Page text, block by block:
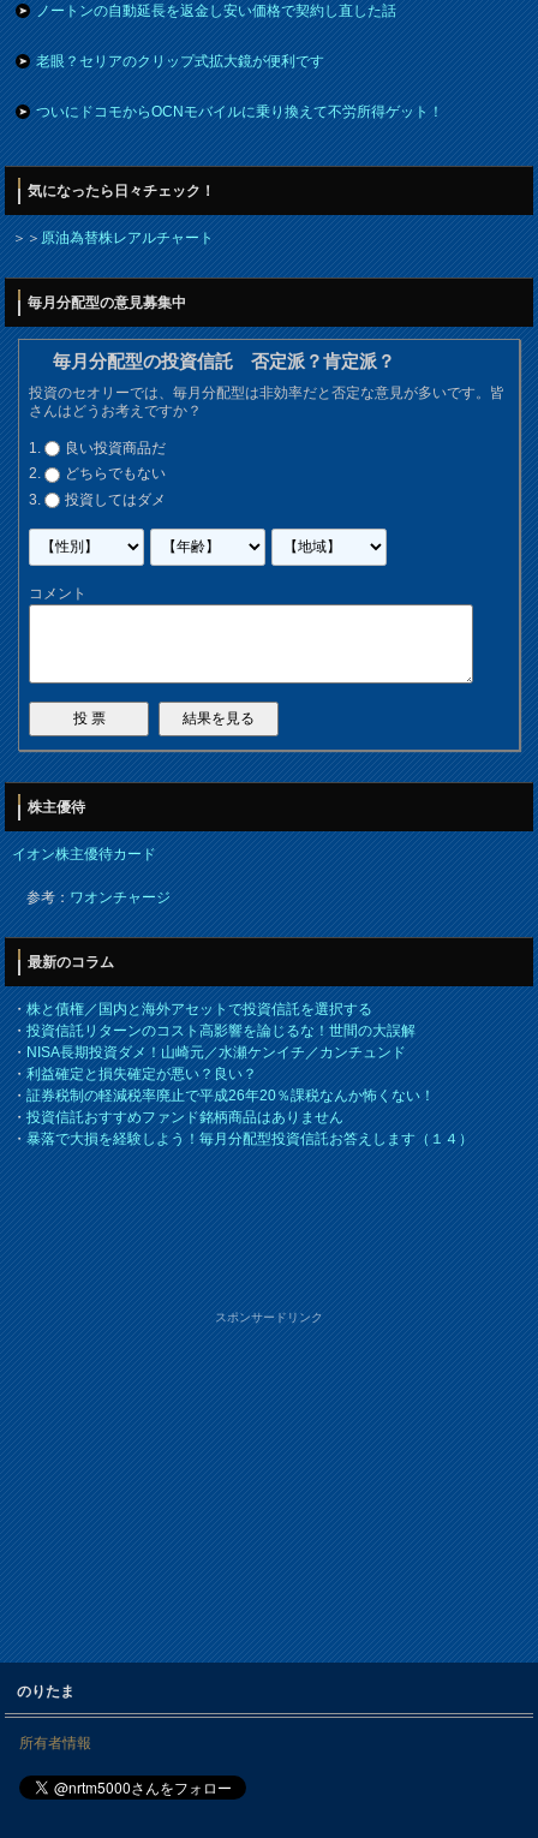
ノートンの自動延長を返金し安い価格で契約し直した話
老眼？セリアのクリップ式拡大鏡が便利です
ついにドコモからOCNモバイルに乗り換えて不労所得ゲット！
気になったら日々チェック！
＞＞原油為替株レアルチャート
毎月分配型の意見募集中
毎月分配型の投資信託 否定派？肯定派？
投資のセオリーでは、毎月分配型は非効率だと否定な意見が多いです。皆
さんはどうお考えですか？
良い投資商品だ
どちらでもない
投資してはダメ
コメント
株主優待
イオン株主優待カード
参考：ワオンチャージ
最新のコラム
・株と債権／国内と海外アセットで投資信託を選択する
・投資信託リターンのコスト高影響を論じるな！世間の大誤解
・NISA長期投資ダメ！山崎元／水瀬ケンイチ／カンチュンド
・利益確定と損失確定が悪い？良い？
・証券税制の軽減税率廃止で平成26年20％課税なんか怖くない！
・投資信託おすすめファンド銘柄商品はありません
・暴落で大損を経験しよう！毎月分配型投資信託お答えします（１４）
スポンサードリンク
のりたま
所有者情報